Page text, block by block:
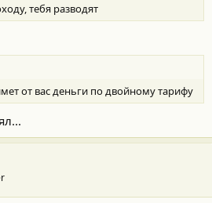
тебя разводят
от вас деньги по двойному тарифу